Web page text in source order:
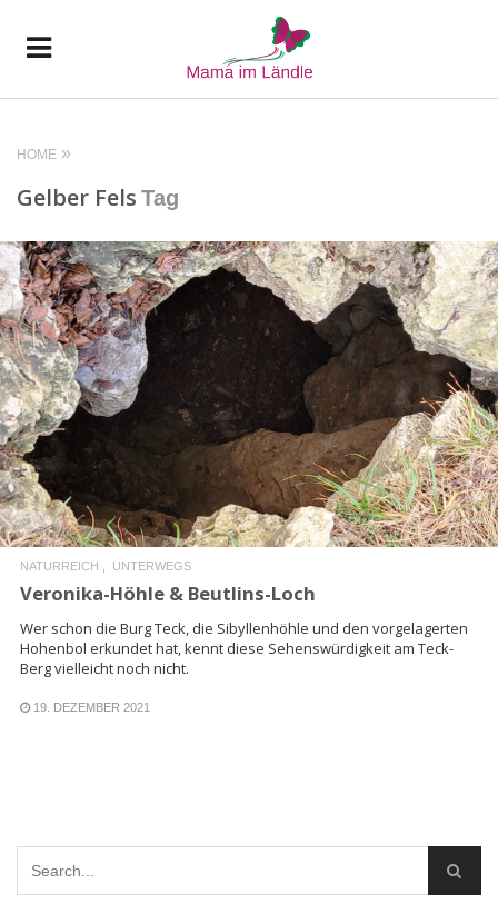
HOME
Gelber Fels Tag
READ MORE
NATURREICH UNTERWEGS
Veronika-Höhle & Beutlins-Loch
Wer schon die Burg Teck, die Sibyllenhöhle und den vorgelagerten
Hohenbol erkundet hat, kennt diese Sehenswürdigkeit am Teck-
Berg vielleicht noch nicht.
19. DEZEMBER 2021